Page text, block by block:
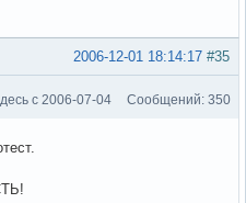
#35
2006-12-01 18:14:17
с 2006-07-04 Сообщений: 350